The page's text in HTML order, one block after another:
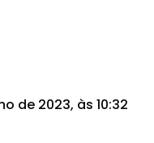
de 2023, às 10:32